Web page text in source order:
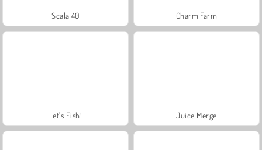
Scala 40 Charm Farm
Let's Fish! Juice Merge